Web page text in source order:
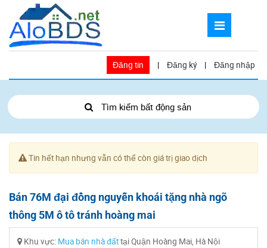
Đăng tin | Đăng ký | Đăng nhập
Tìm kiếm bất động sản
Tin hết hạn nhưng vẫn có thể còn giá trị giao dịch
Bán 76M đại đồng nguyễn khoái tặng nhà ngõ
thông 5M ô tô tránh hoàng mai
Khu vực: Mua bán nhà đấttại Quận Hoàng Mai, Hà Nội